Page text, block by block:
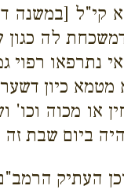
[במשנה
לה כגון
נתרפאו
כיון
מכוה וכו'
שבת זה
וכן העתיק